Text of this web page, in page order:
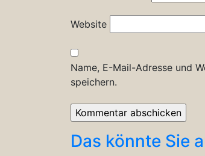
Website
Name, E-Mail-Adresse und
speichern.
Das könnte Sie